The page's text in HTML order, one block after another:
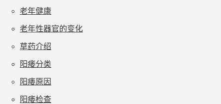
老年健康
老年性器官的变化
草药介绍
阳痿分类
阳痿原因
阳痿检查